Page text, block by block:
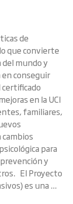
de
que convierte
del mundo y
en conseguir
en la UCI
familiares,
para
y
El Proyecto
es una ...